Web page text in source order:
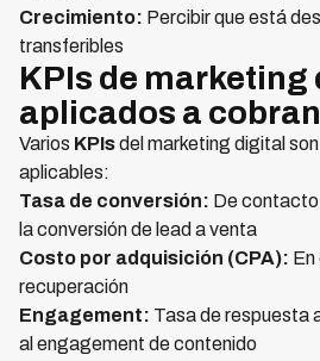
Crecimiento: Percibir que está
transferibles
KPIs de
aplicados a
Varios KPIsdel marketing digital
aplicables:
Tasa de conversión: De
la conversión de lead a venta
Costo por adquisición (CPA):
recuperación
Engagement: Tasa de respuesta
al engagement de contenido